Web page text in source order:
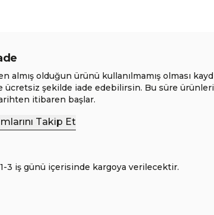
almış olduğun ürünü kullanılmamış olması
ücretsiz şekilde iade edebilirsin. Bu süre
itibaren başlar.
Takip Et
3 iş günü içerisinde kargoya verilecektir.